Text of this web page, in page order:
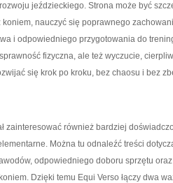
jeździeckiego. Strona może być
nauczyć się poprawnego
i odpowiedniego przygotowania do
fizyczna, ale też wyczucie,
się krok po kroku, bez chaosu i bez
zainteresować również bardziej
Można tu odnaleźć treści
odpowiedniego doboru sprzętu
Dzięki temu Equi Verso łączy dwa